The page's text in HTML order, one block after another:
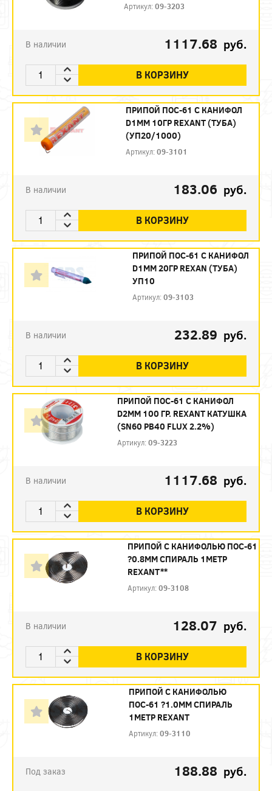
Артикул:09-3203
В наличии 1117.68 руб.
В КОРЗИНУ
ПРИПОЙ ПОС-61 С КАНИФОЛ
D1ММ 10ГР REXANT (ТУБА)
(УП20/1000)
Артикул:09-3101
В наличии 183.06 руб.
В КОРЗИНУ
ПРИПОЙ ПОС-61 С КАНИФОЛ
D1ММ 20ГР REXAN (ТУБА)
УП10
Артикул:09-3103
В наличии 232.89 руб.
В КОРЗИНУ
ПРИПОЙ ПОС-61 С КАНИФОЛ
D2ММ 100 ГР. REXANT КАТУШКА
(SN60 PB40 FLUX 2.2%)
Артикул:09-3223
В наличии 1117.68 руб.
В КОРЗИНУ
ПРИПОЙ С КАНИФОЛЬЮ ПОС-61
?0.8ММ СПИРАЛЬ 1МЕТР
REXANT**
Артикул:09-3108
В наличии 128.07 руб.
В КОРЗИНУ
ПРИПОЙ С КАНИФОЛЬЮ
ПОС-61 ?1.0ММ СПИРАЛЬ
1МЕТР REXANT
Артикул:09-3110
Под заказ 188.88 руб.